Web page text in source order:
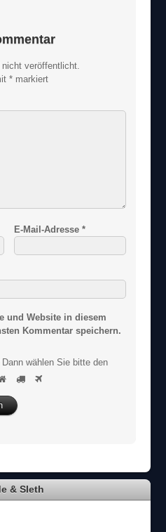
nicht veröffentlicht.
* markiert
E-Mail-Adresse *
und Website in diesem
Kommentar speichern.
wählen Sie bitte den
& Sleth